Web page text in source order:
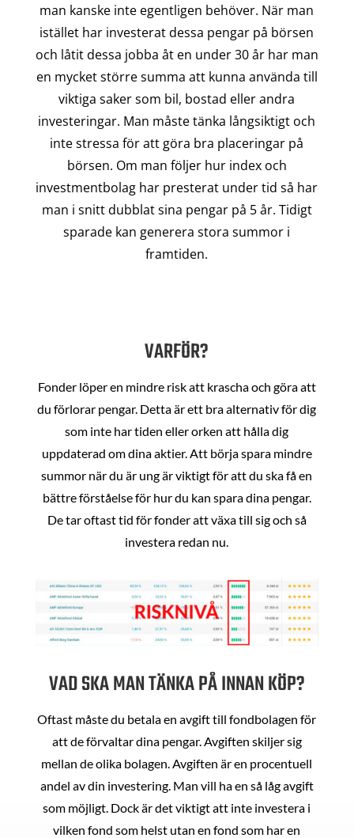
man kanske inte egentligen behöver. När man
istället har investerat dessa pengar på börsen
och låtit dessa jobba åt en under 30 år har man
en mycket större summa att kunna använda till
viktiga saker som bil, bostad eller andra
investeringar. Man måste tänka långsiktigt och
inte stressa för att göra bra placeringar på
börsen. Om man följer hur index och
investmentbolag har presterat under tid så har
man i snitt dubblat sina pengar på 5 år. Tidigt
sparade kan generera stora summor i
framtiden.
VARFÖR?
Fonder löper en mindre risk att krascha och göra att
du förlorar pengar. Detta är ett bra alternativ för dig
som inte har tiden eller orken att hålla dig
uppdaterad om dina aktier. Att börja spara mindre
summor när du är ung är viktigt för att du ska få en
bättre förståelse för hur du kan spara dina pengar.
De tar oftast tid för fonder att växa till sig och så
investera redan nu.
VAD SKA MAN TÄNKA PÅ INNAN KÖP?
Oftast måste du betala en avgift till fondbolagen för
att de förvaltar dina pengar. Avgiften skiljer sig
mellan de olika bolagen. Avgiften är en procentuell
andel av din investering. Man vill ha en så låg avgift
som möjligt. Dock är det viktigt att inte investera i
vilken fond som helst utan en fond som har en